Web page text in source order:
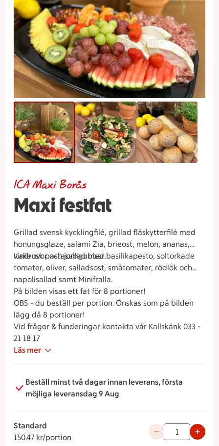
Maxi festfat
ICA Maxi Borås
Grillad svensk kycklingfilé, grillad fläskytterfilé med
honungsglaze, salami Zia, brieost, melon, ananas,
vindruvor och jordgubbar.
Italiensk pastasallad med basilikapesto, soltorkade
tomater, oliver, salladsost, småtomater, rödlök och
napolisallad samt Minifralla.
På bilden visas ett fat för 8 portioner!
OBS - du beställ per portion. Önskas som på bilden
lägg då 8 portioner!
Vid frågor & funderingar kontakta vår Kallskänk 033 -
21 18 17
Läs mer
Beställ minst två dagar innan leverans, första
möjliga leveransdag 9 Aug
Standard
150.47 kr/portion
150.47 kronor per portion
Använd